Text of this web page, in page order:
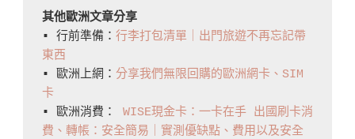
其他歐洲文章分享
▪️ 行前準備： 行李打包清單｜出門旅遊不再忘記帶
東西
▪️ 歐洲上網： 分享我們無限回購的歐洲網卡、SIM
卡
▪️ 歐洲消費： WISE現金卡：一卡在手 出國刷卡消
費、轉帳：安全簡易｜實測優缺點、費用以及安全